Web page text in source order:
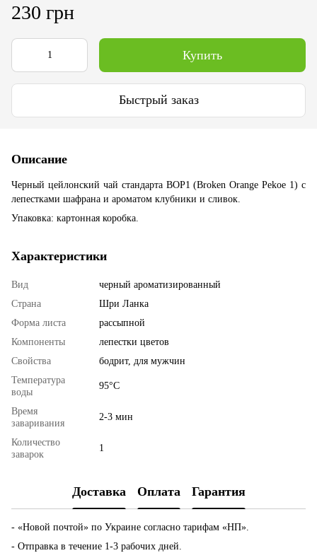
230 грн
Купить
Быстрый заказ
Описание
Черный цейлонский чай стандарта BOP1 (Broken Orange Pekoe 1) с
лепестками шафрана и ароматом клубники и сливок.
Упаковка: картонная коробка.
Характеристики
Вид
черный ароматизированный
Страна
Шри Ланка
Форма листа
рассыпной
Компоненты
лепестки цветов
Свойства
бодрит, для мужчин
Температура
воды
95°С
Время
заваривания
2-3 мин
Количество
заварок
1
Доставка Оплата Гарантия
- «Новой почтой» по Украине согласно тарифам «НП».
- Отправка в течение 1-3 рабочих дней.